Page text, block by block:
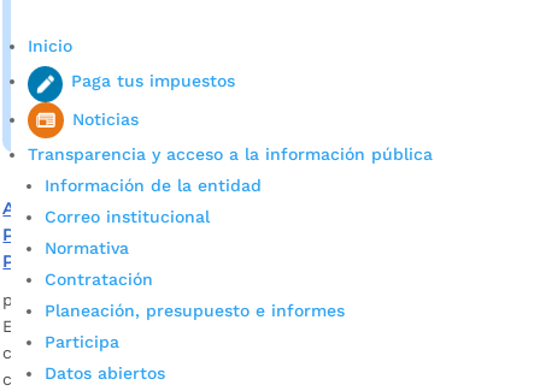
Inicio
Paga tus impuestos
Noticias
Transparencia y acceso a la información pública
Información de la entidad
Correo institucional
Normativa
Contratación
Planeación, presupuesto e informes
Participa
Datos abiertos
Alcaldía de Bucaramanga avanza en la consolidación del
Plan Integral de Seguridad y Convivencia Ciudadana –
PISCC
por Alcaldía de Bucaramanga Jun 24, 2020
El propósito es generar una apropiación cuadra a cuadra
con el apoyo de los líderes comunales, comerciantes,
ciudadanos y la institucionalidad. Juntos se le apuesta a